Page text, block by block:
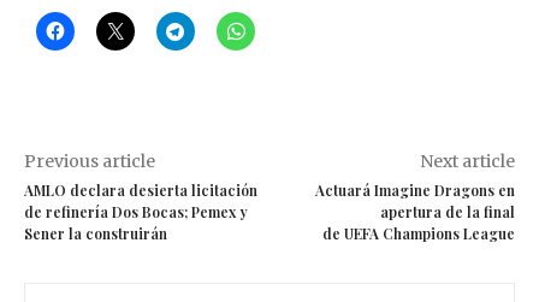
Previous article
AMLO declara desierta licitación
de refinería Dos Bocas; Pemex y
Sener la construirán
Next article
Actuará Imagine Dragons en
apertura de la final
de UEFA Champions League